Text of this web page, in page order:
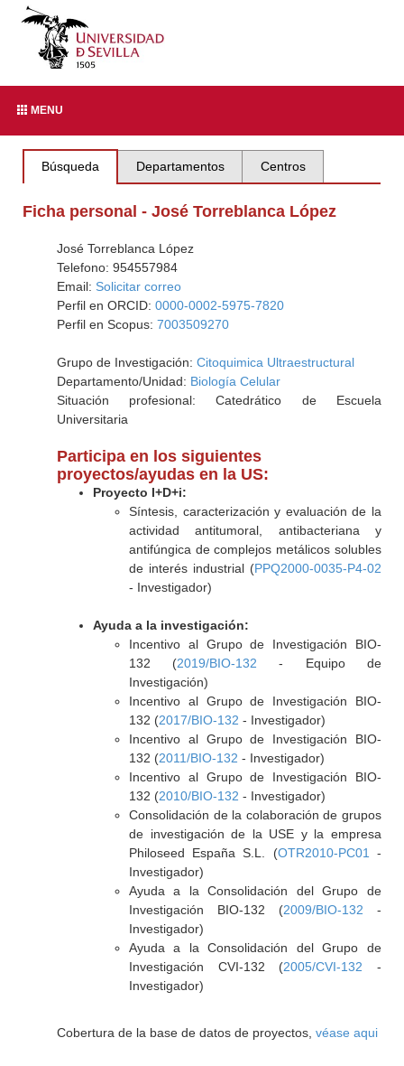
MENU
Búsqueda Departamentos Centros
Ficha personal - José Torreblanca López
José Torreblanca López
Telefono: 954557984
Email: Solicitar correo
Perfil en ORCID: 0000-0002-5975-7820
Perfil en Scopus: 7003509270
Grupo de Investigación: Citoquimica Ultraestructural
Departamento/Unidad: Biología Celular
Situación profesional: Catedrático de Escuela
Universitaria
Participa en los siguientes
proyectos/ayudas en la US:
Proyecto I+D+i:
Síntesis, caracterización y evaluación de la
actividad antitumoral, antibacteriana y
antifúngica de complejos metálicos solubles
de interés industrial (PPQ2000-0035-P4-02
- Investigador)
Ayuda a la investigación:
Incentivo al Grupo de Investigación BIO-
132 (2019/BIO-132 - Equipo de
Investigación)
Incentivo al Grupo de Investigación BIO-
132 (2017/BIO-132 - Investigador)
Incentivo al Grupo de Investigación BIO-
132 (2011/BIO-132 - Investigador)
Incentivo al Grupo de Investigación BIO-
132 (2010/BIO-132 - Investigador)
Consolidación de la colaboración de grupos
de investigación de la USE y la empresa
Philoseed España S.L. (OTR2010-PC01
-
Investigador)
Ayuda a la Consolidación del Grupo de
Investigación BIO-132 (2009/BIO-132 -
Investigador)
Ayuda a la Consolidación del Grupo de
Investigación CVI-132 (2005/CVI-132 -
Investigador)
Cobertura de la base de datos de proyectos, véase aqui